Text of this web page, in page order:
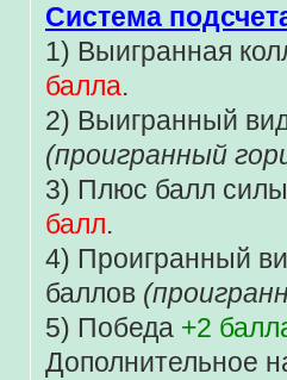
Система
1) Выигранная
балла.
2) Выигранный
(проигранный
3) Плюс балл
балл.
4) Проигранный
баллов
5) Победа +2
Дополнительное